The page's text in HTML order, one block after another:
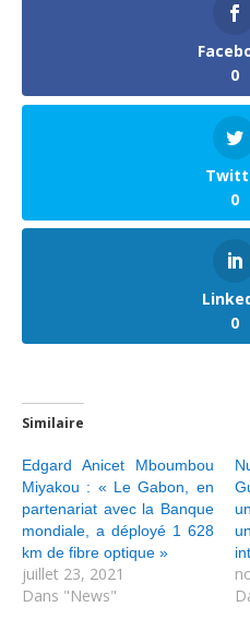
0
0
0
Similaire
Edgard Anicet Mboumbou
Miyakou : « Le Gabon, en
partenariat avec la Banque
mondiale, a déployé 1 628
km de fibre optique »
juillet 23, 2021
Dans "News"